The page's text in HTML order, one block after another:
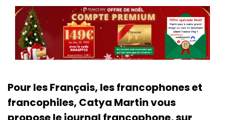
Pour les Français, les francophones et
francophiles, Catya Martin vous